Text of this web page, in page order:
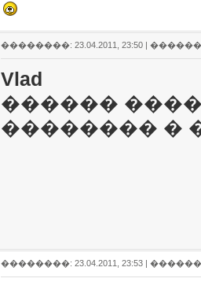
��������: 23.04.2011, 23:50 |
Vlad
������
�������� �
��������: 23.04.2011, 23:53 |